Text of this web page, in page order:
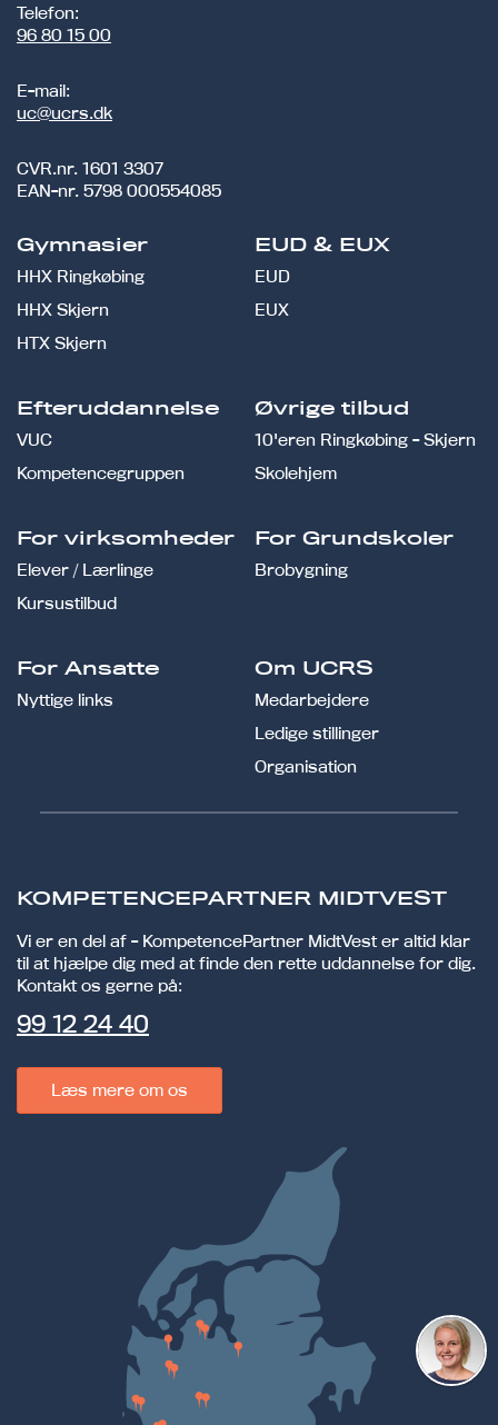
Telefon:
96 80 15 00
E-mail:
uc@ucrs.dk
CVR.nr. 1601 3307
EAN-nr. 5798 000554085
Gymnasier
HHX Ringkøbing
HHX Skjern
HTX Skjern
EUD & EUX
EUD
EUX
Efteruddannelse
VUC
Kompetencegruppen
Øvrige tilbud
10'eren Ringkøbing - Skjern
Skolehjem
For virksomheder
Elever / Lærlinge
Kursustilbud
For Grundskoler
Brobygning
For Ansatte
Nyttige links
Om UCRS
Medarbejdere
Ledige stillinger
Organisation
KOMPETENCEPARTNER MIDTVEST
Vi er en del af - KompetencePartner MidtVest er altid klar
til at hjælpe dig med at finde den rette uddannelse for dig.
Kontakt os gerne på:
99 12 24 40
Læs mere om os